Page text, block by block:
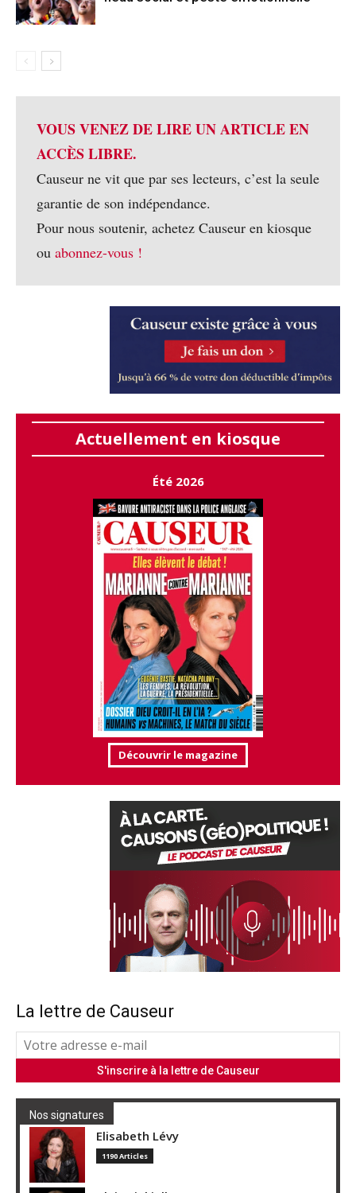
VOUS VENEZ DE LIRE UN ARTICLE EN
ACCÈS LIBRE.
Causeur ne vit que par ses lecteurs, c’est la seule
garantie de son indépendance.
Pour nous soutenir, achetez Causeur en kiosque
ou abonnez-vous !
Actuellement en kiosque
Été 2026
Découvrir le magazine
La lettre de Causeur
Nos signatures
Elisabeth Lévy
1190 Articles